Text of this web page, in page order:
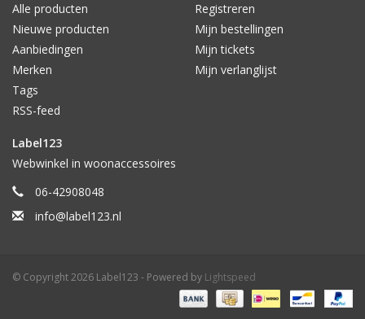
Alle producten
Nieuwe producten
Aanbiedingen
Merken
Tags
RSS-feed
Registreren
Mijn bestellingen
Mijn tickets
Mijn verlanglijst
Label123
Webwinkel in woonaccessoires
06-42908048
info@label123.nl
© Copyright 2026 Label123 - Powered by Lightspeed